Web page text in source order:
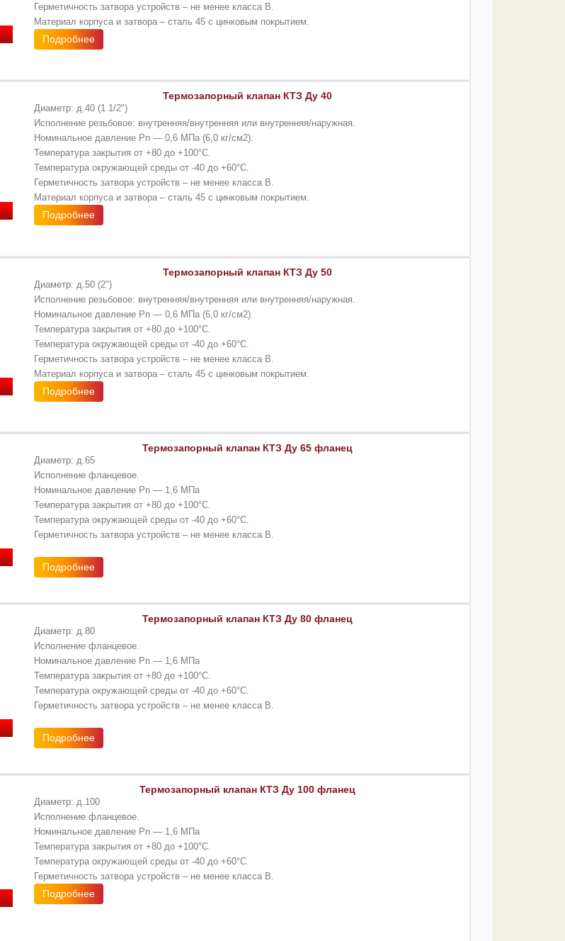
Герметичность затвора устройств – не менее класса B.
Материал корпуса и затвора – сталь 45 с цинковым покрытием.
Подробнее
Термозапорный клапан КТЗ Ду 40
Диаметр: д.40 (1 1/2")
Исполнение резьбовое: внутренняя/внутренняя или внутренняя/наружная.
Номинальное давление Pn — 0,6 МПа (6,0 кг/см2).
Температура закрытия от +80 до +100°С.
Температура окружающей среды от -40 до +60°С.
Герметичность затвора устройств – не менее класса B.
Материал корпуса и затвора – сталь 45 с цинковым покрытием.
Подробнее
Термозапорный клапан КТЗ Ду 50
Диаметр: д.50 (2")
Исполнение резьбовое: внутренняя/внутренняя или внутренняя/наружная.
Номинальное давление Pn — 0,6 МПа (6,0 кг/см2).
Температура закрытия от +80 до +100°С.
Температура окружающей среды от -40 до +60°С.
Герметичность затвора устройств – не менее класса B.
Материал корпуса и затвора – сталь 45 с цинковым покрытием.
Подробнее
Термозапорный клапан КТЗ Ду 65 фланец
Диаметр: д.65
Исполнение фланцевое.
Номинальное давление Pn — 1,6 МПа
Температура закрытия от +80 до +100°С.
Температура окружающей среды от -40 до +60°С.
Герметичность затвора устройств – не менее класса B.
Подробнее
Термозапорный клапан КТЗ Ду 80 фланец
Диаметр: д.80
Исполнение фланцевое.
Номинальное давление Pn — 1,6 МПа
Температура закрытия от +80 до +100°С.
Температура окружающей среды от -40 до +60°С.
Герметичность затвора устройств – не менее класса B.
Подробнее
Термозапорный клапан КТЗ Ду 100 фланец
Диаметр: д.100
Исполнение фланцевое.
Номинальное давление Pn — 1,6 МПа
Температура закрытия от +80 до +100°С.
Температура окружающей среды от -40 до +60°С.
Герметичность затвора устройств – не менее класса B.
Подробнее